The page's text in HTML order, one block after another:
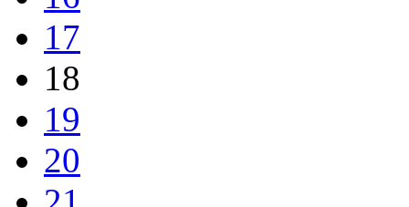
17
18
19
20